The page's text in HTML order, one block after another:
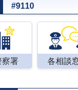
#9110
察署 各相談